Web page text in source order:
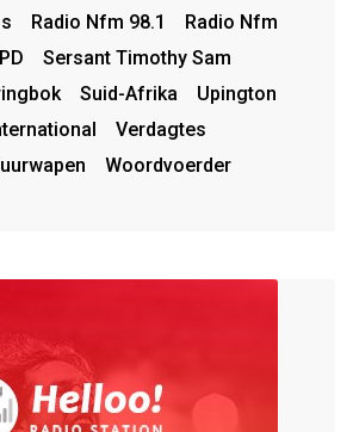
Radio Nfm 98.1
Radio Nfm
Sersant Timothy Sam
Suid-Afrika
Upington
Verdagtes
Woordvoerder